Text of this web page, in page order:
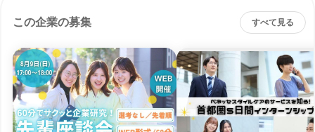
この企業の募集 すべて見る